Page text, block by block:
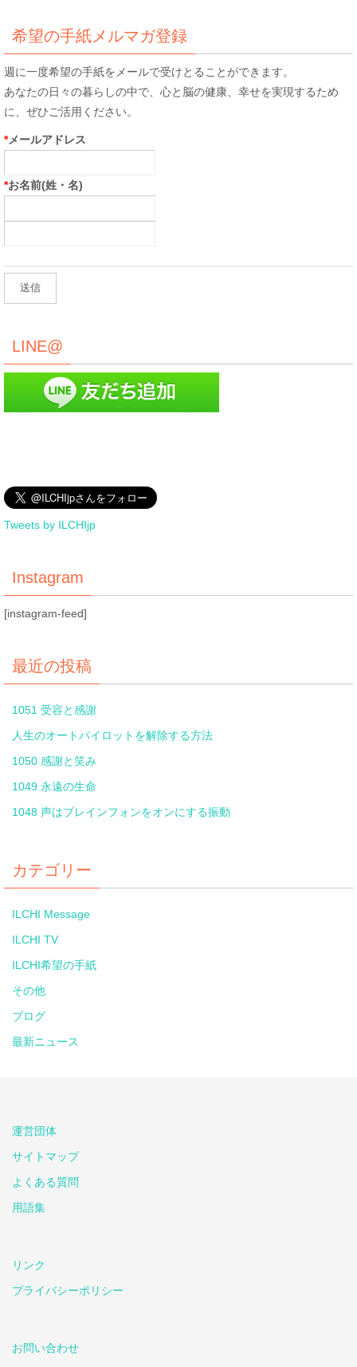
希望の手紙メルマガ登録
週に一度希望の手紙をメールで受けとることができます。
あなたの日々の暮らしの中で、心と脳の健康、幸せを実現するため
に、ぜひご活用ください。
*メールアドレス
*お名前(姓・名)
LINE@
Tweets by ILCHIjp
Instagram
[instagram-feed]
最近の投稿
1051 受容と感謝
人生のオートパイロットを解除する方法
1050 感謝と笑み
1049 永遠の生命
1048 声はブレインフォンをオンにする振動
カテゴリー
ILCHI Message
ILCHI TV
ILCHI希望の手紙
その他
ブログ
最新ニュース
運営団体
サイトマップ
よくある質問
用語集
リンク
プライバシーポリシー
お問い合わせ